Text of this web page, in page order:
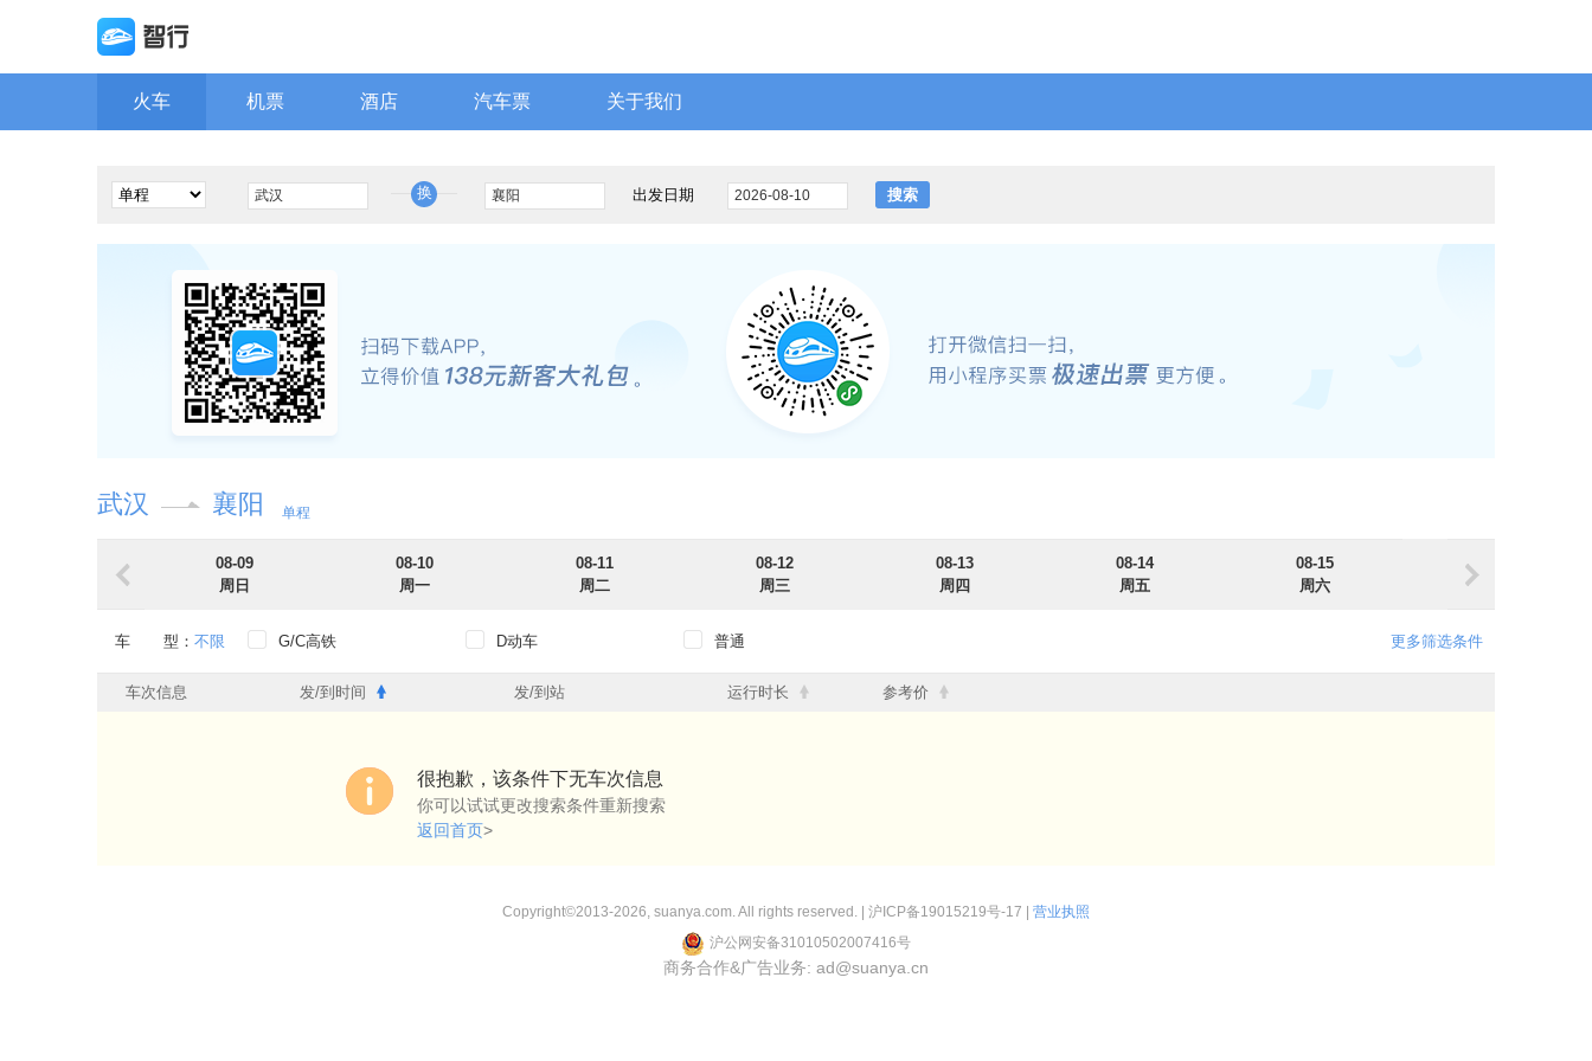
火车 机票 酒店 汽车票 关于我们
换 出发日期 搜索
武汉 襄阳 单程
08-09
周日
08-10
周一
08-11
周二
08-12
周三
08-13
周四
08-14
周五
08-15
周六
车 型： 不限 G/C高铁 D动车 普通
出发时段： 0点-6点 6点-12点 12点-18点 18点-24点
更多筛选条件
车次信息 发/到时间 发/到站 运行时长 参考价
很抱歉，该条件下无车次信息
你可以试试更改搜索条件重新搜索
返回首页>
Copyright©2013-2026, suanya.com. All rights reserved. | 沪ICP备19015219号-17
营业执照
沪公网安备31010502007416号
商务合作&广告业务: ad@suanya.cn